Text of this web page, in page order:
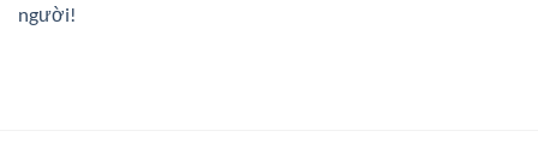
người!